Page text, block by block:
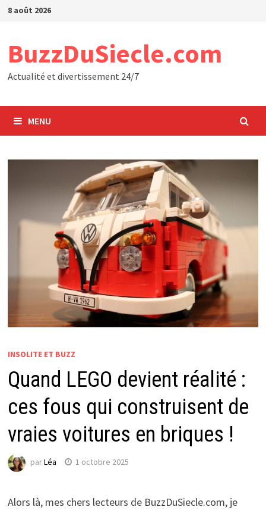
Passer
8 août 2026
BuzzDuSiecle.com
Actualité et divertissement 24/7
MENU
INSOLITE ET BUZZ
Quand LEGO devient réalité :
ces fous qui construisent de
vraies voitures en briques !
parLéa 1 octobre 2025
Alors là, mes chers lecteurs de BuzzDuSiecle.com, je